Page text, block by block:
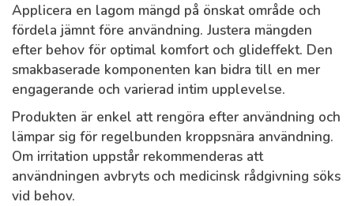
Applicera en lagom mängd på önskat område och
fördela jämnt före användning. Justera mängden
efter behov för optimal komfort och glideffekt. Den
smakbaserade komponenten kan bidra till en mer
engagerande och varierad intim upplevelse.
Produkten är enkel att rengöra efter användning och
lämpar sig för regelbunden kroppsnära användning.
Om irritation uppstår rekommenderas att
användningen avbryts och medicinsk rådgivning söks
vid behov.